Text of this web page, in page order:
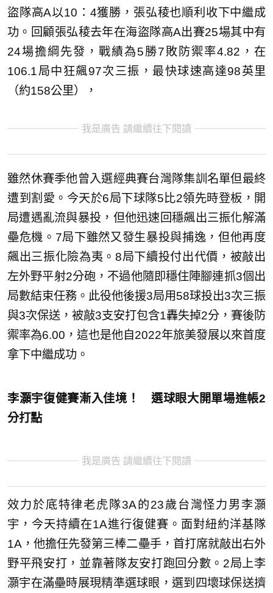
盜隊高A以10：4獲勝，張弘稜也順利收下中繼成
功。回顧張弘稜去年在海盜隊高A出賽25場其中有
24場擔綱先發，戰績為5勝7敗防禦率4.82，在
106.1局中狂飆97次三振，最快球速高達98英里
（約158公里），
我是廣告 請繼續往下閱讀
雖然休賽季他曾入選經典賽台灣隊集訓名單但最終
遭到割愛。今天於6局下球隊5比2領先時登板，開
局遭遇亂流與暴投，但他迅速回穩飆出三振化解滿
壘危機。7局下雖然又發生暴投與捕逸，但他再度
飆出三振化險為夷。8局下續投付出代價，被敲出
左外野平射2分砲，不過他隨即穩住陣腳連抓3個出
局數結束任務。此役他後援3局用58球投出3次三振
與3次保送，被敲3支安打包含1轟失掉2分，賽後防
禦率為6.00，這也是他自2022年旅美發展以來首度
拿下中繼成功。
李灝宇復健賽漸入佳境！ 選球眼大開單場進帳2
分打點
我是廣告 請繼續往下閱讀
效力於底特律老虎隊3A的23歲台灣怪力男李灝
宇，今天持續在1A進行復健賽。面對紐約洋基隊
1A，他擔任先發第三棒二壘手，首打席就敲出右外
野平飛安打，並靠著隊友安打跑回分數。2局上李
灝宇在滿壘時展現精準選球眼，選到四壞球保送擠